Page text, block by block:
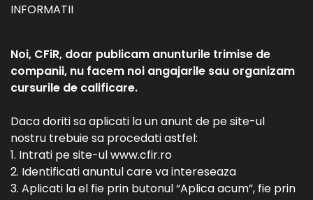
INFORMATII
Noi, CFiR, doar publicam anunturile trimise de
companii, nu facem noi angajarile sau organizam
cursurile de calificare.
Daca doriti sa aplicati la un anunt de pe site-ul
nostru trebuie sa procedati astfel:
1. Intrati pe site-ul www.cfir.ro
2. Identificati anuntul care va intereseaza
3. Aplicati la el fie prin butonul “Aplica acum”, fie prin